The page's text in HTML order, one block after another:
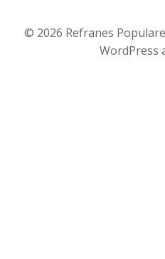
© 2026 Refranes
WordPress